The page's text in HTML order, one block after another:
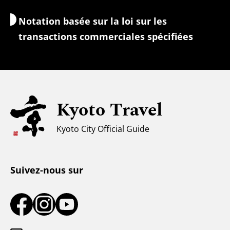
Informations de sécurité
Tourisme universel
Climat et vêtements
Centre d'information touristique
Notation basée sur la loi sur les
transactions commerciales spécifiées
Kyoto Travel
Kyoto City Official Guide
Suivez-nous sur